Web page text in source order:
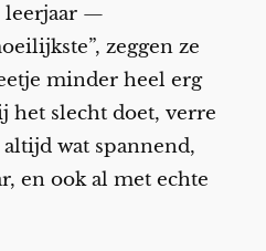
leerjaar —
zeggen ze
minder heel erg
het slecht doet, verre
altijd wat spannend,
en ook al met echte